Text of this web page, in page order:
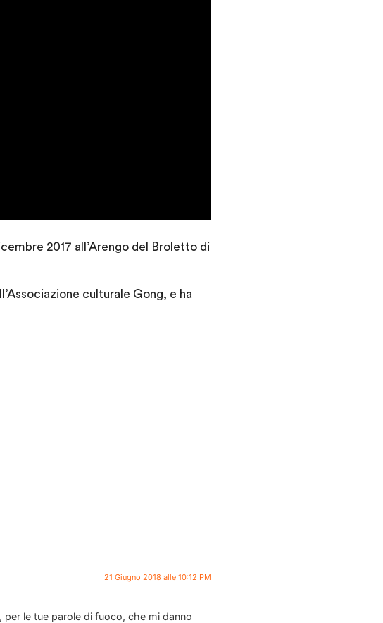
2017 all’Arengo del Broletto di
culturale Gong, e ha
21 Giugno 2018 alle 10:12 PM
le tue parole di fuoco, che mi danno